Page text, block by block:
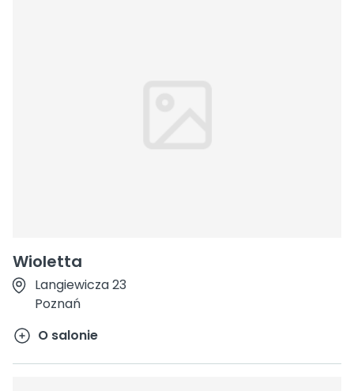
Wioletta
Langiewicza 23
Poznań
O salonie